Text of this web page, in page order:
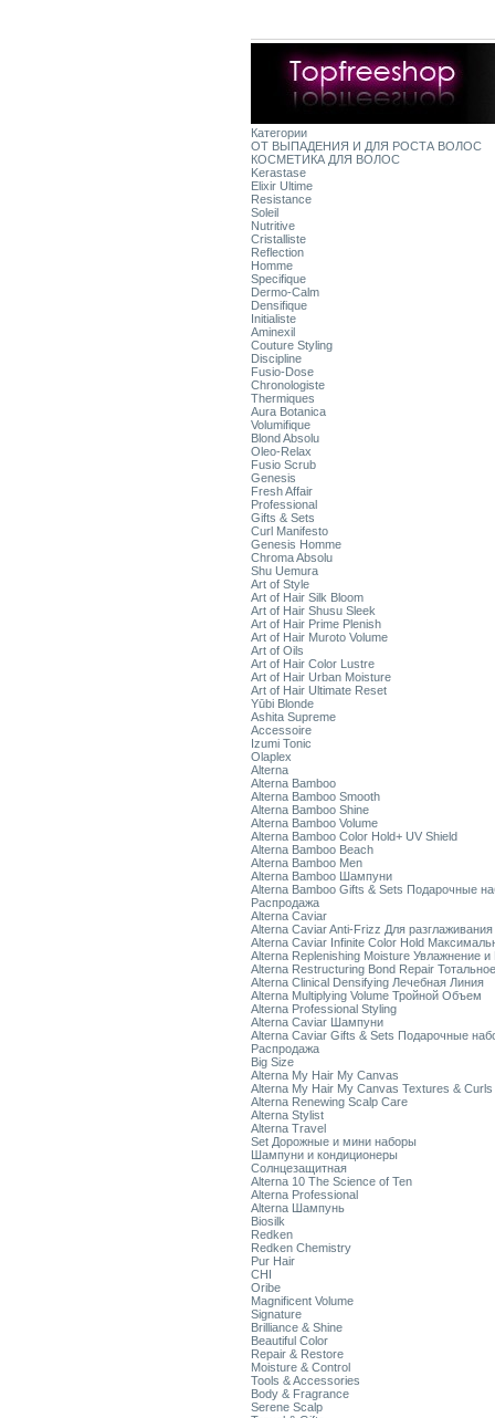
Категории
ОТ ВЫПАДЕНИЯ И ДЛЯ РОСТА ВОЛОС
КОСМЕТИКА ДЛЯ ВОЛОС
Kerastase
Elixir Ultime
Resistance
Soleil
Nutritive
Cristalliste
Reflection
Homme
Specifique
Dermo-Calm
Densifique
Initialiste
Aminexil
Couture Styling
Discipline
Fusio-Dose
Chronologiste
Thermiques
Aura Botanica
Volumifique
Blond Absolu
Oleo-Relax
Fusio Scrub
Genesis
Fresh Affair
Professional
Gifts & Sets
Curl Manifesto
Genesis Homme
Chroma Absolu
Shu Uemura
Art of Style
Art of Hair Silk Bloom
Art of Hair Shusu Sleek
Art of Hair Prime Plenish
Art of Hair Muroto Volume
Art of Oils
Art of Hair Color Lustre
Art of Hair Urban Moisture
Art of Hair Ultimate Reset
Yūbi Blonde
Ashita Supreme
Accessoire
Izumi Tonic
Olaplex
Alterna
Alterna Bamboo
Alterna Bamboo Smooth
Alterna Bamboo Shine
Alterna Bamboo Volume
Alterna Bamboo Color Hold+ UV Shield
Alterna Bamboo Beach
Alterna Bamboo Men
Alterna Bamboo Шампуни
Alterna Bamboo Gifts & Sets Подарочные
Распродажа
Alterna Caviar
Alterna Caviar Anti-Frizz Для
Alterna Caviar Infinite Color Hold
Alterna Replenishing Moisture Увлажнение и
Alterna Restructuring Bond Repair
Alterna Clinical Densifying Лечебная Линия
Alterna Multiplying Volume Тройной Объем
Alterna Professional Styling
Alterna Caviar Шампуни
Alterna Caviar Gifts & Sets Подарочные
Распродажа
Big Size
Alterna My Hair My Canvas
Alterna My Hair My Canvas Textures & Curls
Alterna Renewing Scalp Care
Alterna Stylist
Alterna Travel
Set Дорожные и мини наборы
Шампуни и кондиционеры
Солнцезащитная
Alterna 10 The Science of Ten
Alterna Professional
Alterna Шампунь
Biosilk
Redken
Redken Chemistry
Pur Hair
CHI
Oribe
Magnificent Volume
Signature
Brilliance & Shine
Beautiful Color
Repair & Restore
Moisture & Control
Tools & Accessories
Body & Fragrance
Serene Scalp